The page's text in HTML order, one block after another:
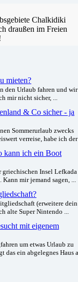
Chalkidiki
draußen im Freien
mieten?
den Urlaub fahren und wir
mir nicht sicher, ...
& Co sicher - ja
Sommerurlaub zwecks
verreise, habe ich
kann ich ein Boot
griechischen Insel Lefkada
mir jemand sagen, ...
(erweitere dein
alte Super Nintendo ...
mit eigenem
um etwas Urlaub zu
das ein abgelegnes Haus